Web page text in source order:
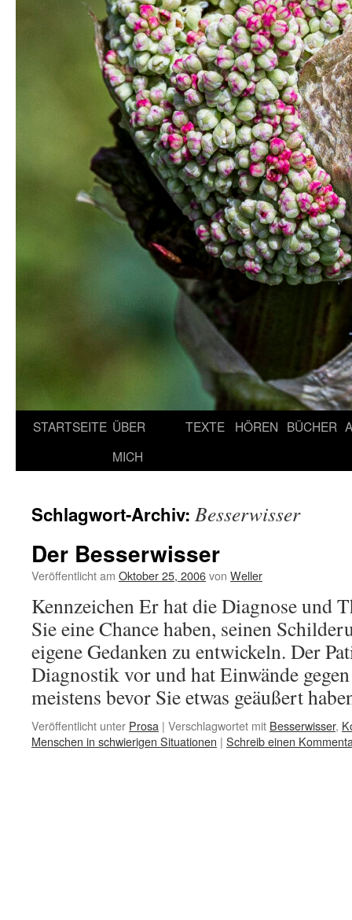
STARTSEITE ÜBER
MICH
TEXTE HÖREN BÜCHER
Schlagwort-Archiv: Besserwisser
Der Besserwisser
Veröffentlicht am Oktober 25, 2006von Weller
Kennzeichen Er hat die Diagnose und
Sie eine Chance haben, seinen
eigene Gedanken zu entwickeln. Der
Diagnostik vor und hat Einwände
meistens bevor Sie etwas geäußert
Veröffentlicht unter Prosa | Verschlagwortet mit Besserwisser,
Menschen in schwierigen Situationen | Schreib einen